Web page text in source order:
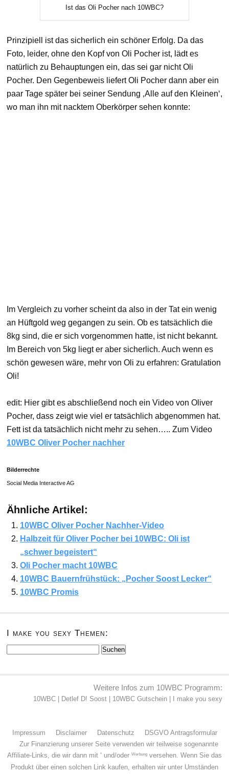
Ist das Oli Pocher nach 10WBC?
Prinzipiell ist das sicherlich ein schöner Erfolg. Da das
Foto, leider, ohne den Kopf von Oli Pocher ist, lädt es
natürlich zu Behauptungen ein, das sei gar nicht Oli
Pocher. Den Gegenbeweis liefert Oli Pocher dann aber ein
paar Tage später bei seiner Sendung ‚Alle auf den Kleinen‘,
wo man ihn mit nacktem Oberkörper sehen konnte:
Im Vergleich zu vorher scheint da also in der Tat ein wenig
an Hüftgold weg gegangen zu sein. Ob es tatsächlich die
8kg sind, die er sich vorgenommen hatte, ist nicht bekannt.
Im Bereich von 5kg liegt er aber sicherlich. Auch wenn es
schön gewesen wäre, mehr von Oli zu erfahren: Gratulation
Oli!
edit: Hier gibt es abschließend noch ein Video von Oliver
Pocher, dass zeigt wie viel er tatsächlich abgenommen hat.
Fett ist da tatsächlich nicht mehr zu sehen….. Zum Video
10WBC Oliver Pocher nachher
Bilderrechte
Social Media Interactive AG
Ähnliche Artikel:
10WBC Oliver Pocher Nachher-Video
Halbzeit für Oliver Pocher bei 10WBC: Oli ist
„schwer begeistert“
Oli Pocher macht 10WBC
10WBC Bauernfrühstück: „Pocher Soost Lecker“
10WBC Promis
I make you sexy Themen:
Weitere Infos zum 10WBC Programm:
10WBC | Detlef D! Soost | 10WBC Gutschein | I make you sexy
Impressum Disclaimer Datenschutz
DSGVO Antragsformular
Zur Finanzierung unserer Seite verwenden wir teilweise sogenannte
Affiliate-Links, die wir dann mit * und/oder Werbung versehen. Wenn Sie das
Produkt über einen solchen Link kaufen, erhalten wir unter Umständen